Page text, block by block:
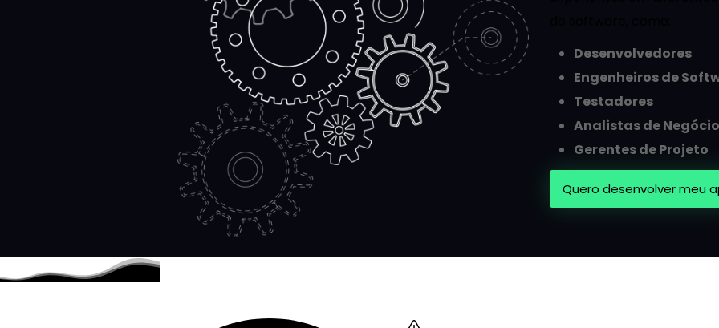
Desenvolvedores
Engenheiros de
Testadores
Analistas de
Gerentes de Projeto
Quero desenvolver meu